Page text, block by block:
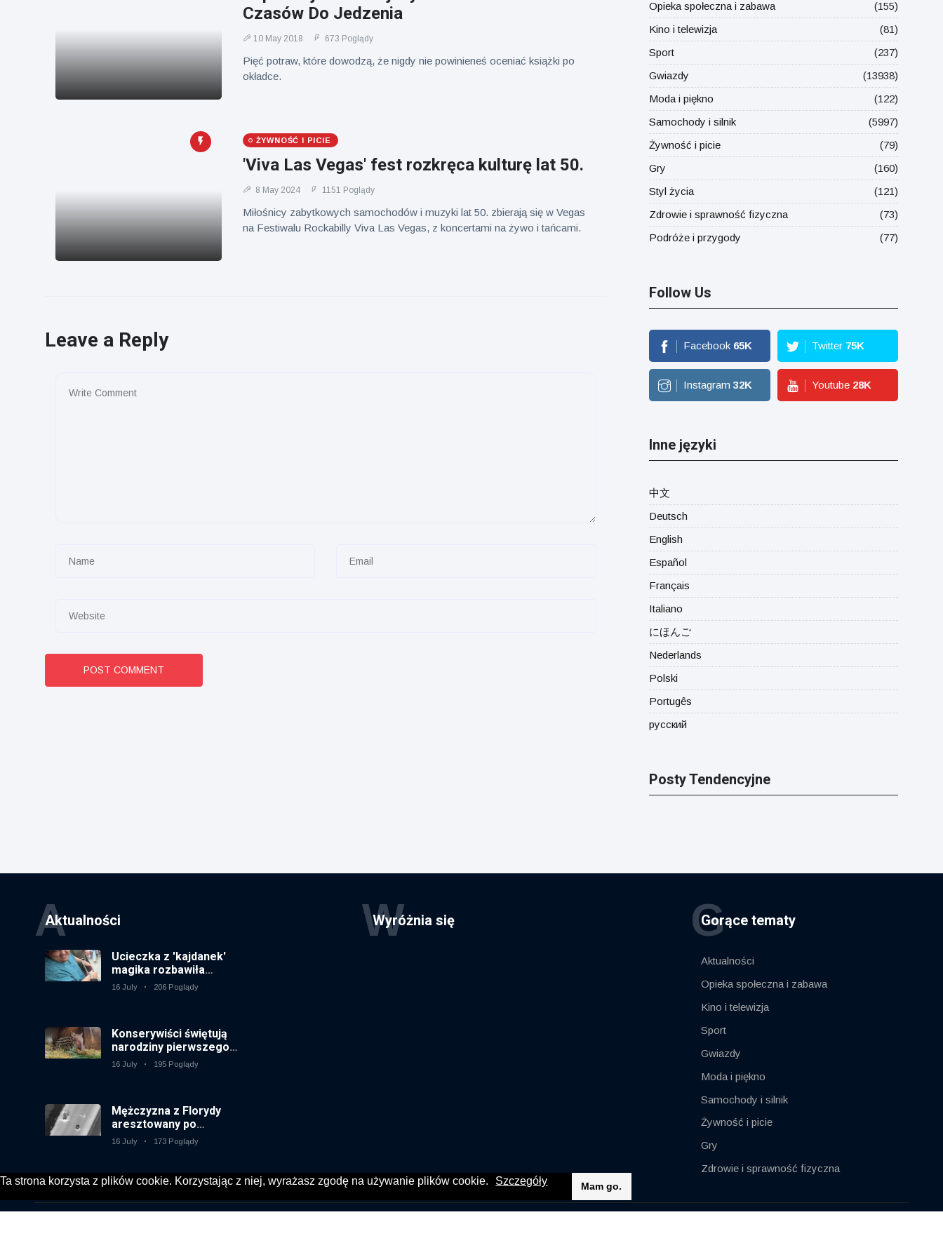
Ta strona korzysta z plików cookie. Korzystając z niej, wyrażasz zgodę na używanie plików cookie. Szczegóły Mam go.
z jadącego
samochodu
Czasów Do Jedzenia
10 May 2018 673 Poglądy
Pięć potraw, które dowodzą, że nigdy nie powinieneś oceniać książki po
okładce.
ŻYWNOŚĆ I PICIE
'Viva Las Vegas' fest rozkręca kulturę lat 50.
8 May 2024 1151 Poglądy
Miłośnicy zabytkowych samochodów i muzyki lat 50. zbierają się w Vegas
na Festiwalu Rockabilly Viva Las Vegas, z koncertami na żywo i tańcami.
Leave a Reply
POST COMMENT
Opieka społeczna i zabawa
(155)
Kino i telewizja
(81)
Sport
(237)
Gwiazdy
(13938)
Moda i piękno
(122)
Samochody i silnik
(5997)
Żywność i picie
(79)
Gry
(160)
Styl życia
(121)
Zdrowie i sprawność fizyczna
(73)
Podróże i przygody
(77)
Follow Us
Facebook 65K Twitter 75K
Instagram 32K Youtube 28K
Inne języki
中文
Deutsch
English
Español
Français
Italiano
にほんご
Nederlands
Polski
Portugês
русский
Posty Tendencyjne
Aktualności
A
Ucieczka z 'kajdanek'
magika rozbawiła
publiczność
16 July 206 Poglądy
Konserywiści świętują
narodziny pierwszego
tapira nizinne w
16 July 195 Poglądy
Mężczyzna z Florydy
aresztowany po
odpaleniu fajerwerków
16 July 173 Poglądy
Wyróżnia się
W Gorące tematy
G
Aktualności
Opieka społeczna i zabawa
Kino i telewizja
Sport
Gwiazdy
Moda i piękno
Samochody i silnik
Żywność i picie
Gry
Zdrowie i sprawność fizyczna